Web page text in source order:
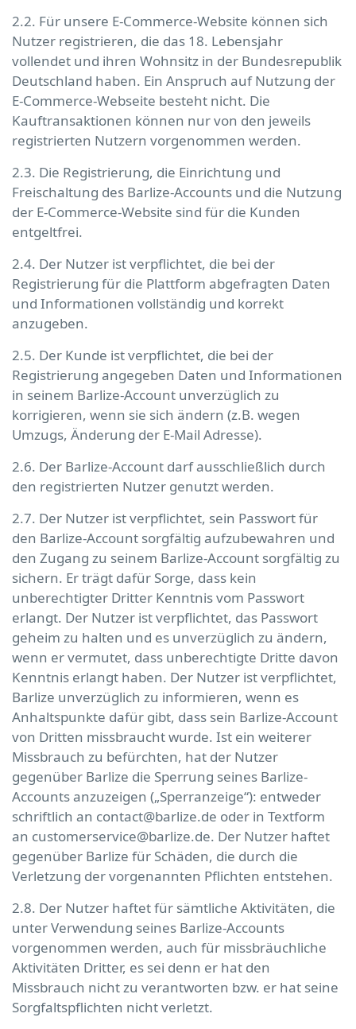
2.2. Für unsere E-Commerce-Website können sich
Nutzer registrieren, die das 18. Lebensjahr
vollendet und ihren Wohnsitz in der Bundesrepublik
Deutschland haben. Ein Anspruch auf Nutzung der
E-Commerce-Webseite besteht nicht. Die
Kauftransaktionen können nur von den jeweils
registrierten Nutzern vorgenommen werden.
2.3. Die Registrierung, die Einrichtung und
Freischaltung des Barlize-Accounts und die Nutzung
der E-Commerce-Website sind für die Kunden
entgeltfrei.
2.4. Der Nutzer ist verpflichtet, die bei der
Registrierung für die Plattform abgefragten Daten
und Informationen vollständig und korrekt
anzugeben.
2.5. Der Kunde ist verpflichtet, die bei der
Registrierung angegeben Daten und Informationen
in seinem Barlize-Account unverzüglich zu
korrigieren, wenn sie sich ändern (z.B. wegen
Umzugs, Änderung der E-Mail Adresse).
2.6. Der Barlize-Account darf ausschließlich durch
den registrierten Nutzer genutzt werden.
2.7. Der Nutzer ist verpflichtet, sein Passwort für
den Barlize-Account sorgfältig aufzubewahren und
den Zugang zu seinem Barlize-Account sorgfältig zu
sichern. Er trägt dafür Sorge, dass kein
unberechtigter Dritter Kenntnis vom Passwort
erlangt. Der Nutzer ist verpflichtet, das Passwort
geheim zu halten und es unverzüglich zu ändern,
wenn er vermutet, dass unberechtigte Dritte davon
Kenntnis erlangt haben. Der Nutzer ist verpflichtet,
Barlize unverzüglich zu informieren, wenn es
Anhaltspunkte dafür gibt, dass sein Barlize-Account
von Dritten missbraucht wurde. Ist ein weiterer
Missbrauch zu befürchten, hat der Nutzer
gegenüber Barlize die Sperrung seines Barlize-
Accounts anzuzeigen („Sperranzeige“): entweder
schriftlich an contact@barlize.de oder in Textform
an customerservice@barlize.de. Der Nutzer haftet
gegenüber Barlize für Schäden, die durch die
Verletzung der vorgenannten Pflichten entstehen.
2.8. Der Nutzer haftet für sämtliche Aktivitäten, die
unter Verwendung seines Barlize-Accounts
vorgenommen werden, auch für missbräuchliche
Aktivitäten Dritter, es sei denn er hat den
Missbrauch nicht zu verantworten bzw. er hat seine
Sorgfaltspflichten nicht verletzt.